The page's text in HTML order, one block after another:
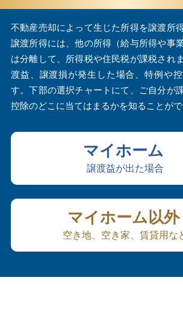
不動産売却によって生じた所得を譲渡所
譲渡所得には、他の所得（給与所得や事
は分離して、所得税や住民税が課税され
渡益、譲渡損が発生した場合、特例や
す。下部の選択チャートにて、ご自分が
控除のどこに当てはまるかを知ることがで
マイホーム
譲渡益が出た場合
マイホーム以外
空き地、空き家、賃貸用な